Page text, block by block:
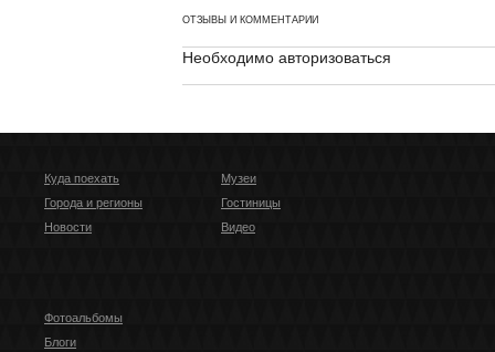
ОТЗЫВЫ И КОММЕНТАРИИ
Необходимо авторизоваться
Куда поехать
Города и регионы
Новости
Музеи
Гостиницы
Видео
Фотоальбомы
Блоги